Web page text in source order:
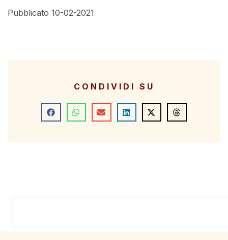
Pubblicato 10-02-2021
CONDIVIDI SU